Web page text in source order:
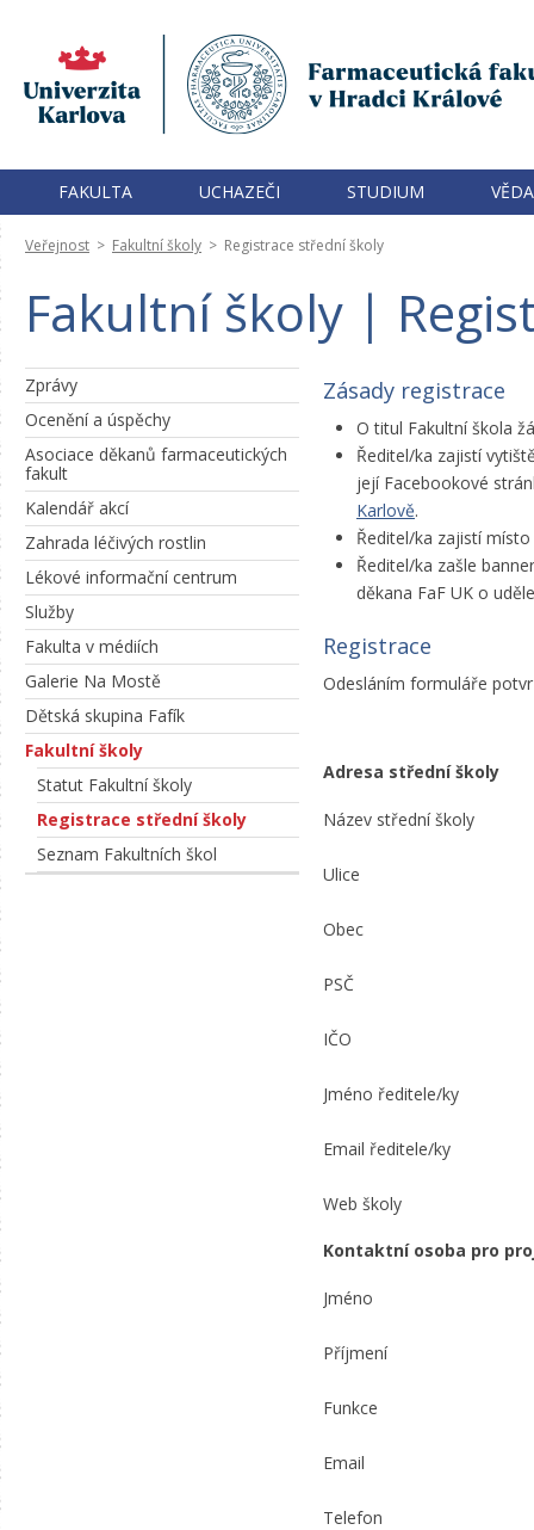
FAKULTA UCHAZEČI STUDIUM
Veřejnost > Fakultní školy > Registrace střední školy
Fakultní školy |
Zprávy
Ocenění a úspěchy
Asociace děkanů farmaceutických
fakult
Kalendář akcí
Zahrada léčivých rostlin
Lékové informační centrum
Služby
Fakulta v médiích
Galerie Na Mostě
Dětská skupina Fafík
Fakultní školy
Statut Fakultní školy
Registrace střední školy
Seznam Fakultních škol
Zásady registrace
O titul Fakultní škola
Ředitel/ka zajistí
její Facebookové
Karlově.
Ředitel/ka zajistí
Ředitel/ka zašle
děkana FaF UK o
Registrace
Odesláním formuláře
Adresa střední školy
Název střední školy
Ulice
Obec
PSČ
IČO
Jméno ředitele/ky
Email ředitele/ky
Web školy
Kontaktní osoba pro
Jméno
Příjmení
Funkce
Email
Telefon